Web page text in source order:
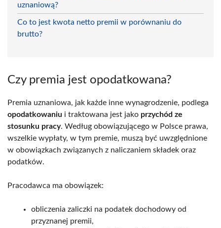
uznaniową?
Co to jest kwota netto premii w porównaniu do
brutto?
Czy premia jest opodatkowana?
Premia uznaniowa, jak każde inne wynagrodzenie, podlega
opodatkowaniu i traktowana jest jako przychód ze
stosunku pracy. Według obowiązującego w Polsce prawa,
wszelkie wypłaty, w tym premie, muszą być uwzględnione
w obowiązkach związanych z naliczaniem składek oraz
podatków.
Pracodawca ma obowiązek:
obliczenia zaliczki na podatek dochodowy od
przyznanej premii,